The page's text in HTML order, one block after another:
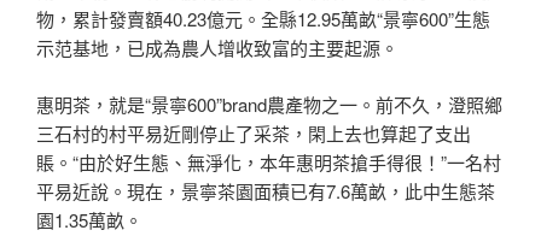
物，累計發賣額40.23億元。全縣12.95萬畝“景寧600”生態
示范基地，已成為農人增收致富的主要起源。
惠明茶，就是“景寧600”brand農產物之一。前不久，澄照鄉
三石村的村平易近剛停止了采茶，閑上去也算起了支出
賬。“由於好生態、無淨化，本年惠明茶搶手得很！”一名村
平易近說。現在，景寧茶園面積已有7.6萬畝，此中生態茶
園1.35萬畝。